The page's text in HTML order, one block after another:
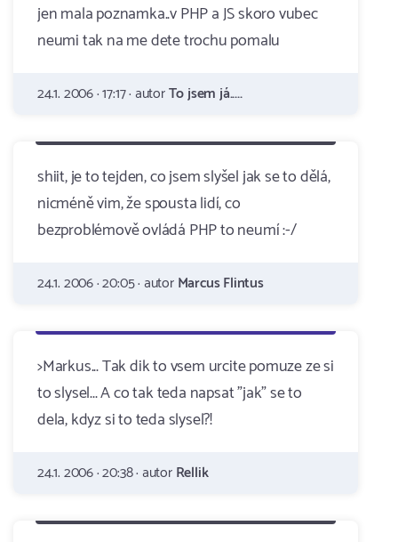
jen mala poznamka..v PHP a JS skoro vubec
neumi tak na me dete trochu pomalu
24.1. 2006 · 17:17 · autorTo jsem já.....
shiit, je to tejden, co jsem slyšel jak se to dělá,
nicméně vim, že spousta lidí, co
bezproblémově ovládá PHP to neumí :-/
24.1. 2006 · 20:05 · autorMarcus Flintus
>Markus... Tak dik to vsem urcite pomuze ze si
to slysel... A co tak teda napsat "jak" se to
dela, kdyz si to teda slysel?!
24.1. 2006 · 20:38 · autorRellik